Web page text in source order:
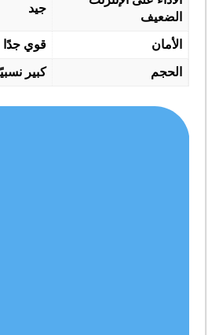
الضعيف
جيد
الأمان قوي جدًا
الحجم كبير